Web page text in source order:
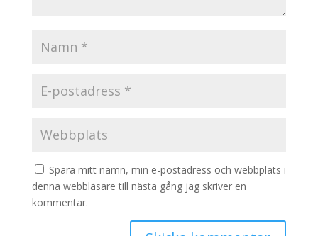
Spara mitt namn, min e-postadress och webbplats i
denna webbläsare till nästa gång jag skriver en
kommentar.